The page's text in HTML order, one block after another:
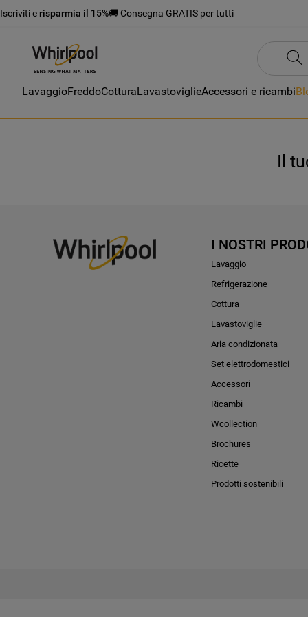
Iscriviti e risparmia il 15%🚚 Consegna GRATIS per tutti
LavaggioFreddoCotturaLavastoviglieAccessori e ricambi
Il
I NOSTRI
Lavaggio
Refrigerazione
Cottura
Lavastoviglie
Aria condizionata
Set elettrodomestici
Accessori
Ricambi
Wcollection
Brochures
Ricette
Prodotti sostenibili